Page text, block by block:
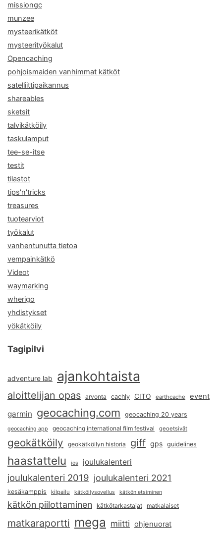
missiongc
munzee
mysteerikätköt
mysteerityökalut
Opencaching
pohjoismaiden vanhimmat kätköt
satelliittipaikannus
shareables
sketsit
talvikätköily
taskulamput
tee-se-itse
testit
tilastot
tips'n'tricks
treasures
tuotearviot
työkalut
vanhentunutta tietoa
vempainkätkö
Videot
waymarking
wherigo
yhdistykset
yökätköily
Tagipilvi
adventure lab ajankohtaista
aloittelijan opas arvonta cachly CITO earthcache event
garmin geocaching.com geocaching 20 years
geocaching app geocaching international film festival geoetsivät
geokätköily geokätköilyn historia giff gps guidelines
haastattelu ios joulukalenteri
joulukalenteri 2019 joulukalenteri 2021
kesäkamppis kilpailu kätköilysovellus kätkön etsiminen
kätkön piilottaminen kätkötarkastajat matkalaiset
matkaraportti mega miitti ohjenuorat